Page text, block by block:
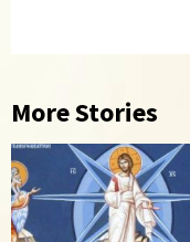
More Stories